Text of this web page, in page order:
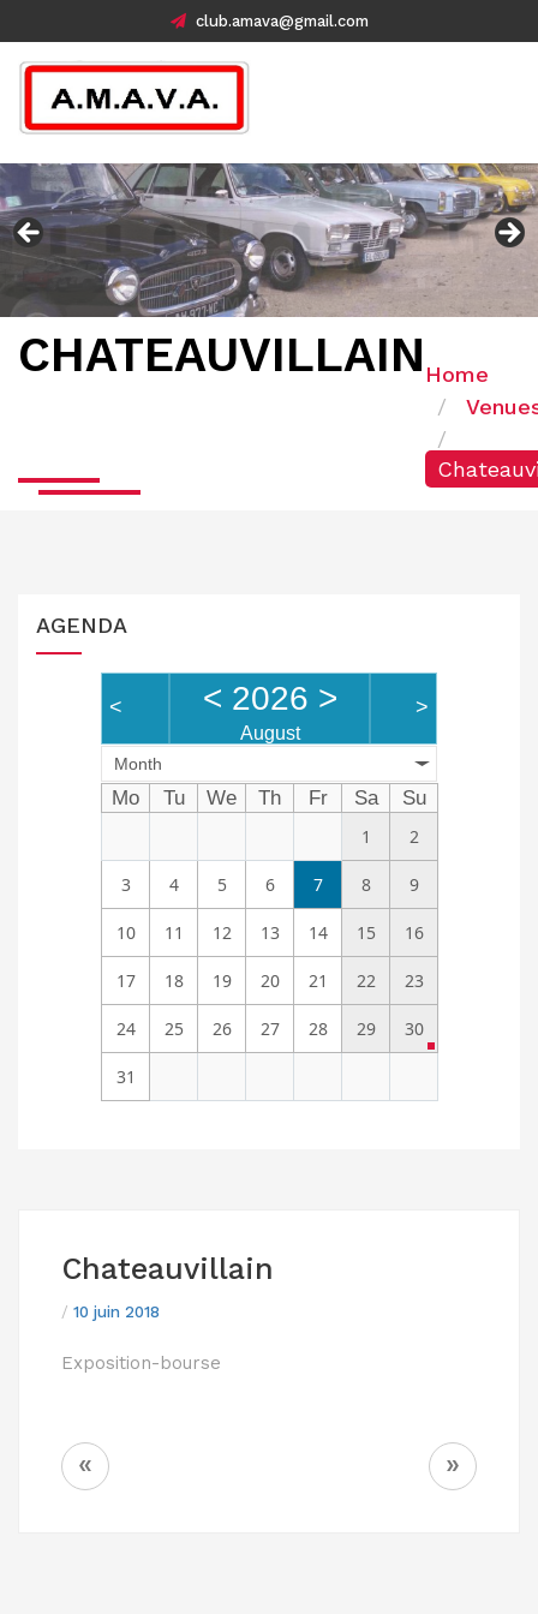
club.amava@gmail.com
CHATEAUVILLAIN Home
AGENDA
< < 2026 >
August
>
Month
Mo Tu We Th Fr Sa
Su
1
2
3 4 5 6 7 8 9
10 11 12 13 14 15 16
17 18 19 20 21 22 23
24 25 26 27 28 29 30
31
Chateauvillain
/ 10 juin 2018
Exposition-bourse
NAVIGATION
DE
« »